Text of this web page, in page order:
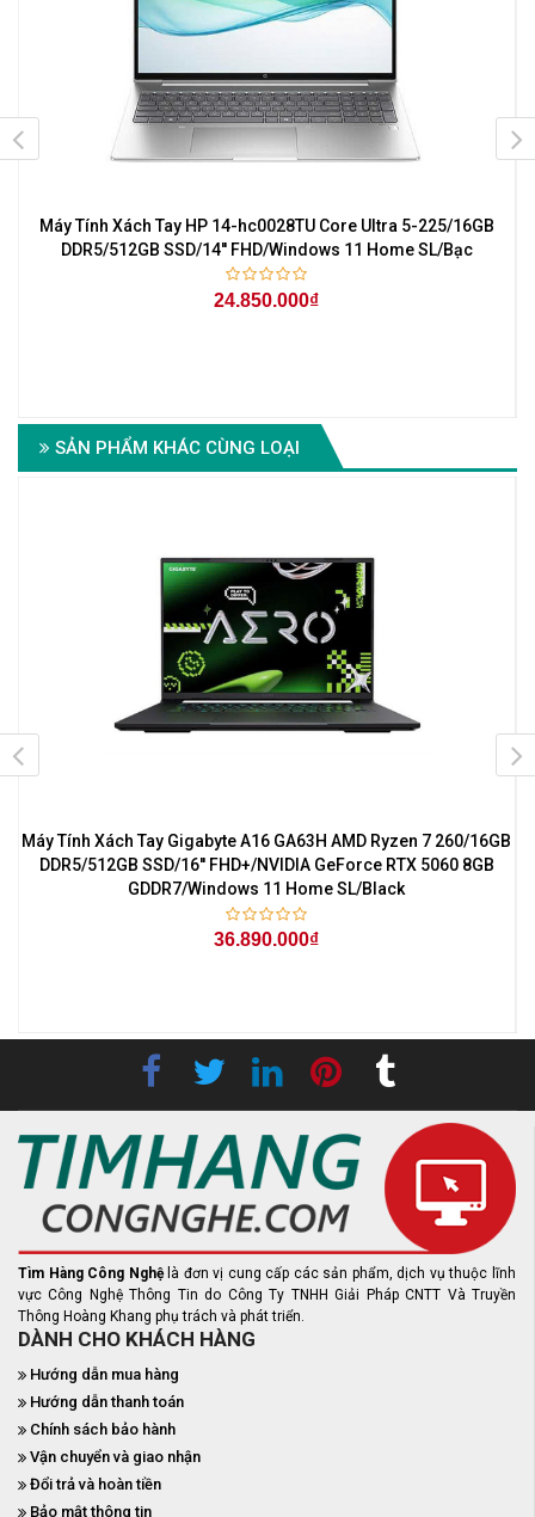
Máy Tính Xách Tay HP 14-hc0028TU Core Ultra 5-225/16GB
DDR5/512GB SSD/14'' FHD/Windows 11 Home SL/Bạc
24.850.000₫
SẢN PHẨM KHÁC CÙNG LOẠI
Máy Tính Xách Tay Gigabyte A16 GA63H AMD Ryzen 7 260/16GB
DDR5/512GB SSD/16'' FHD+/NVIDIA GeForce RTX 5060 8GB
GDDR7/Windows 11 Home SL/Black
36.890.000₫
Tìm Hàng Công Nghệ là đơn vị cung cấp các sản phẩm, dịch vụ thuộc lĩnh
vực Công Nghệ Thông Tin do Công Ty TNHH Giải Pháp CNTT Và Truyền
Thông Hoàng Khang phụ trách và phát triển.
DÀNH CHO KHÁCH HÀNG
Hướng dẫn mua hàng
Hướng dẫn thanh toán
Chính sách bảo hành
Vận chuyển và giao nhận
Đổi trả và hoàn tiền
Bảo mật thông tin